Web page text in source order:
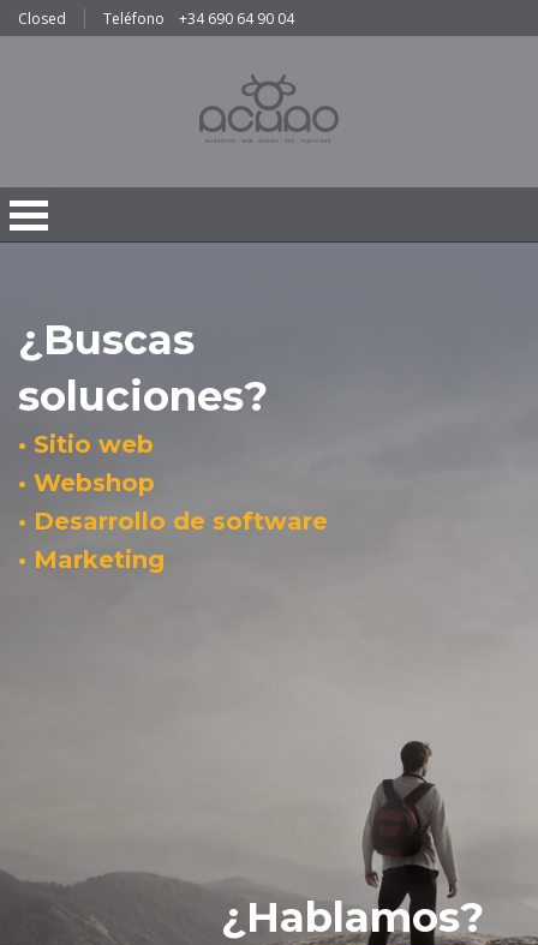
Closed Teléfono +34 690 64 90 04
¿Buscas
soluciones?
• Sitio web
• Webshop
• Desarrollo de software
• Marketing
¿Hablamos?